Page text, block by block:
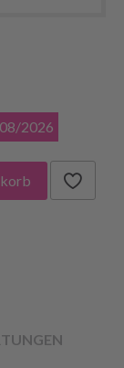
2026